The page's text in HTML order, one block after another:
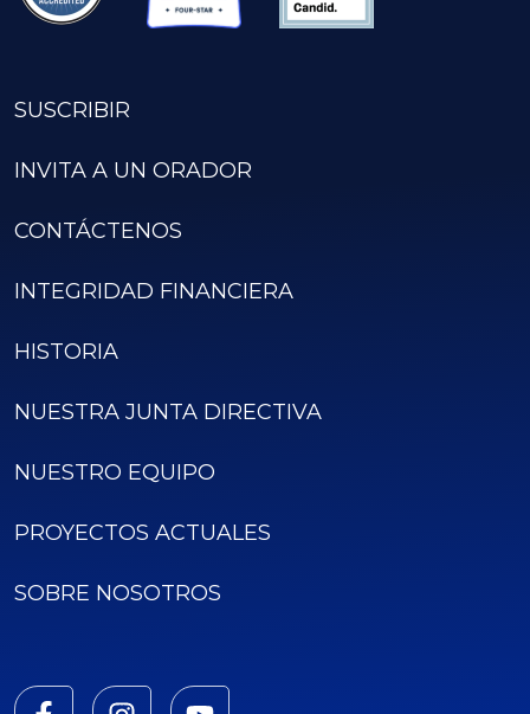
SUSCRIBIR
INVITA A UN ORADOR
CONTÁCTENOS
INTEGRIDAD FINANCIERA
HISTORIA
NUESTRA JUNTA DIRECTIVA
NUESTRO EQUIPO
PROYECTOS ACTUALES
SOBRE NOSOTROS